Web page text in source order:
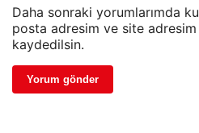
Daha sonraki yorumlarımda
posta adresim ve site adresim
kaydedilsin.